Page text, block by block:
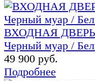
ВХОДНАЯ
Черный муар /
49 900 руб.
Подробнее